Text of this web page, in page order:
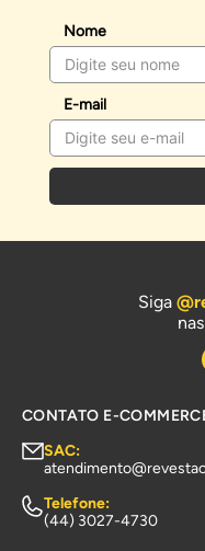
Nome
E-mail
Siga
CONTATO E-
SAC:
Telefone:
(44) 3027-4730